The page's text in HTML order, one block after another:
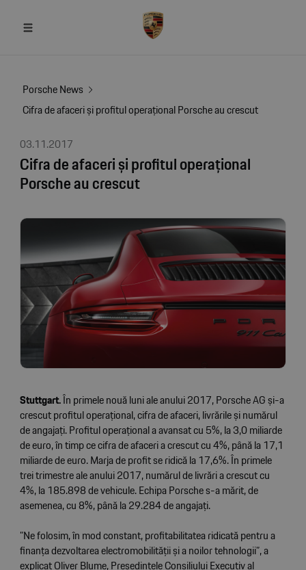
Porsche News
Cifra de afaceri și profitul operațional Porsche au crescut
03.11.2017
Cifra de afaceri și profitul operațional
Porsche au crescut
Stuttgart.În primele nouă luni ale anului 2017, Porsche AG și-a
crescut profitul operațional, cifra de afaceri, livrările și numărul
de angajați. Profitul operațional a avansat cu 5%, la 3,0 miliarde
de euro, în timp ce cifra de afaceri a crescut cu 4%, până la 17,1
miliarde de euro. Marja de profit se ridică la 17,6%. În primele
trei trimestre ale anului 2017, numărul de livrări a crescut cu
4%, la 185.898 de vehicule. Echipa Porsche s-a mărit, de
asemenea, cu 8%, până la 29.284 de angajați.
”Ne folosim, în mod constant, profitabilitatea ridicată pentru a
finanța dezvoltarea electromobilității și a noilor tehnologii”, a
explicat Oliver Blume, Președintele Consiliului Executiv al